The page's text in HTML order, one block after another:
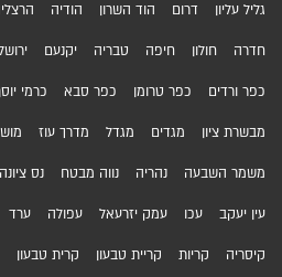
גליל עליון דרום הוד השרון הודיה
חדרה חולון חיפה טבריה יקנעם
כפר ורדים כפר טרומן כפר סבא כרמי
מבשרת ציון מגדים מגדל מדרך עוז
משמר השבעה נהריה נווה מבטח נס ציונה
עין יעקב עכו עמק יזרעאל עפולה ערד
קיסריה קריות קריית טבעון קרית טבעון